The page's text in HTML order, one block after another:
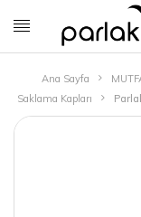
Ana Sayfa
Saklama Kapları